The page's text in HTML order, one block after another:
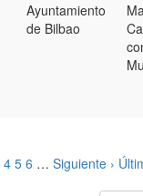
Ayuntamiento
de Bilbao
4 5 6 … Siguiente ›